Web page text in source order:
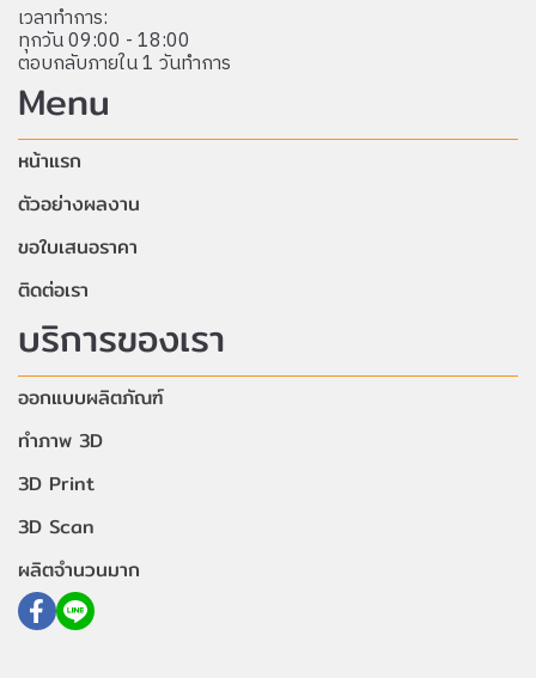
เวลาทำการ:
ทุกวัน 09:00 - 18:00
ตอบกลับภายใน 1 วันทำการ
Menu
หน้าแรก
ตัวอย่างผลงาน
ขอใบเสนอราคา
ติดต่อเรา
บริการของเรา
ออกแบบผลิตภัณฑ์
ทำภาพ 3D
3D Print
3D Scan
ผลิตจำนวนมาก